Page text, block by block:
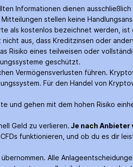
Informationen dienen
stellen keine
als kostenlos bezeichnet werden,
aus, dass Kredit­zinsen oder
Risiko eines teilweisen oder
geschützt.
Vermögensverlusten führen.
Für den Handel von
und gehen mit dem hohen Risiko
Geld zu verlieren. Je nach Anbieter
funktionieren, und ob du es dir
Alle